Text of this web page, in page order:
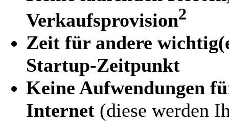
Verkaufsprovision2
Zeit für andere
Startup-Zeitpunkt
Keine Aufwendungen
Internet (diese werden